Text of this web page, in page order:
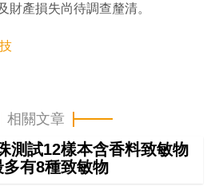
財產損失尚待調查釐清。
相關文章
測試12樣本含香料致敏物
多有8種致敏物